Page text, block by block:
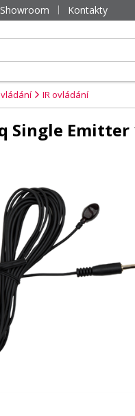
Showroom Kontakty
IR ovládání
Single Emitter